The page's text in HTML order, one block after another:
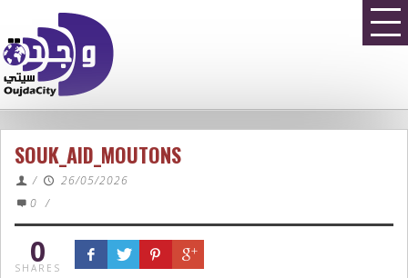
SOUK_AID_MOUTONS
/
26/05/2026
0 /
0
SHARES